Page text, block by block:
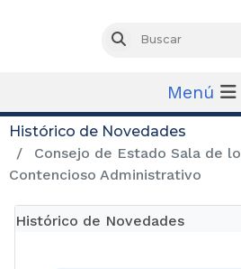
Buscar
Menú
Histórico de Novedades
Consejo de Estado Sala de lo
Contencioso Administrativo
Histórico de Novedades